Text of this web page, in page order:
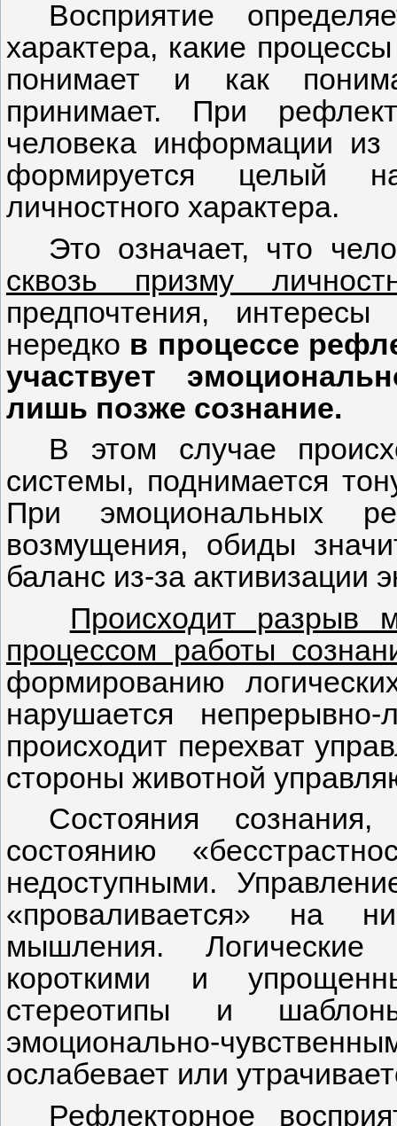
Восприятие
характера, какие
понимает и как
принимает. При
человека информации
формируется целый
личностного характера.
Это означает, что
сквозь призму
предпочтения,
нередко в процессе
участвует
лишь позже сознание.
В этом случае
системы, поднимается
При эмоциональных
возмущения, обиды
баланс из-за активизации
Происходит разрыв
процессом работы
формированию
нарушается
происходит перехват
стороны животной
Состояния
состоянию
недоступными.
«проваливается» на
мышления. Логические
короткими и
стереотипы и
эмоционально-
ослабевает или
Рефлекторное